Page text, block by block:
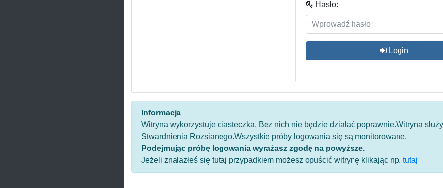
Hasło:
Login
Informacja
Witryna wykorzystuje ciasteczka. Bez nich nie będzie działać poprawnie.Witryna
Stwardnienia Rozsianego.Wszystkie próby logowania się są monitorowane.
Podejmując próbę logowania wyrażasz zgodę na powyższe.
Jeżeli znalazłeś się tutaj przypadkiem możesz opuścić witrynę klikając np. tutaj